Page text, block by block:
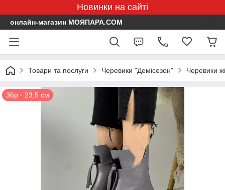
Новинки на сайті
онлайн-магазин МОЯПАРА.COM
Товари та послуги Черевики "Демісезон" Черевики
36р - 23,5 см